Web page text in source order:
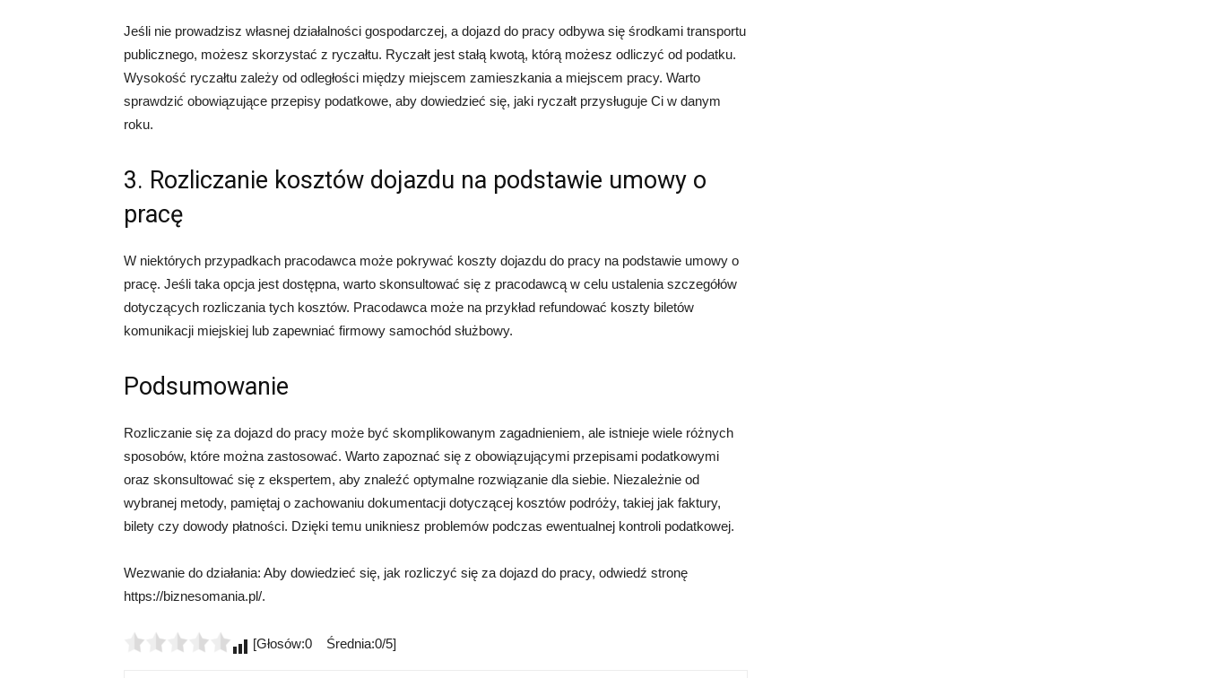
Jeśli nie prowadzisz własnej działalności gospodarczej, a dojazd do pracy odbywa się środkami transportu
publicznego, możesz skorzystać z ryczałtu. Ryczałt jest stałą kwotą, którą możesz odliczyć od podatku.
Wysokość ryczałtu zależy od odległości między miejscem zamieszkania a miejscem pracy. Warto
sprawdzić obowiązujące przepisy podatkowe, aby dowiedzieć się, jaki ryczałt przysługuje Ci w danym
roku.
3. Rozliczanie kosztów dojazdu na podstawie umowy o
pracę
W niektórych przypadkach pracodawca może pokrywać koszty dojazdu do pracy na podstawie umowy o
pracę. Jeśli taka opcja jest dostępna, warto skonsultować się z pracodawcą w celu ustalenia szczegółów
dotyczących rozliczania tych kosztów. Pracodawca może na przykład refundować koszty biletów
komunikacji miejskiej lub zapewniać firmowy samochód służbowy.
Podsumowanie
Rozliczanie się za dojazd do pracy może być skomplikowanym zagadnieniem, ale istnieje wiele różnych
sposobów, które można zastosować. Warto zapoznać się z obowiązującymi przepisami podatkowymi
oraz skonsultować się z ekspertem, aby znaleźć optymalne rozwiązanie dla siebie. Niezależnie od
wybranej metody, pamiętaj o zachowaniu dokumentacji dotyczącej kosztów podróży, takiej jak faktury,
bilety czy dowody płatności. Dzięki temu unikniesz problemów podczas ewentualnej kontroli podatkowej.
Wezwanie do działania: Aby dowiedzieć się, jak rozliczyć się za dojazd do pracy, odwiedź stronę
https://biznesomania.pl/.
[Głosów:0 Średnia:0/5]